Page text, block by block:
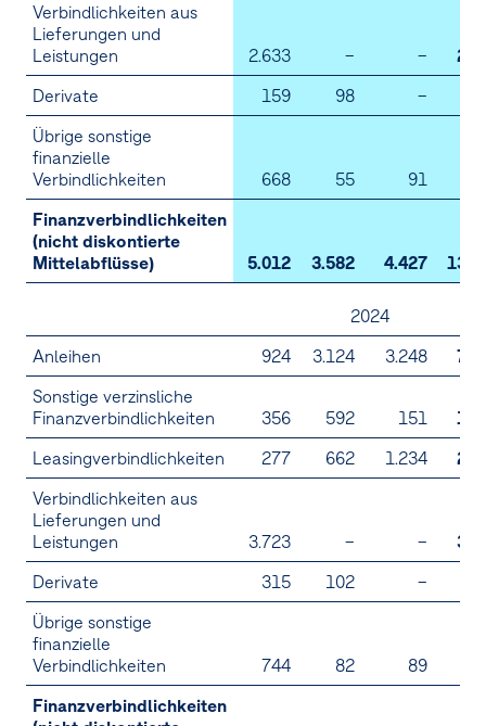
Verbindlichkeiten aus
Lieferungen und
Leistungen
2.633 – –
Derivate
159 98 –
Übrige sonstige
finanzielle
Verbindlichkeiten
668 55 91
Finanzverbindlichkeiten
(nicht diskontierte
Mittelabflüsse)
5.012 3.582 4.427
2024
Anleihen
924 3.124 3.248
Sonstige verzinsliche
Finanzverbindlichkeiten
356 592 151
Leasingverbindlichkeiten
277 662 1.234
Verbindlichkeiten aus
Lieferungen und
Leistungen
3.723 – –
Derivate
315 102 –
Übrige sonstige
finanzielle
Verbindlichkeiten
744 82 89
Finanzverbindlichkeiten